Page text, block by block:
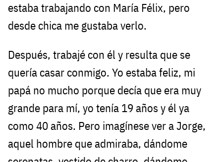
estaba trabajando con María Félix, pero
desde chica me gustaba verlo.
Después, trabajé con él y resulta que se
quería casar conmigo. Yo estaba feliz, mi
papá no mucho porque decía que era muy
grande para mí, yo tenía 19 años y él ya
como 40 años. Pero imagínese ver a Jorge,
aquel hombre que admiraba, dándome